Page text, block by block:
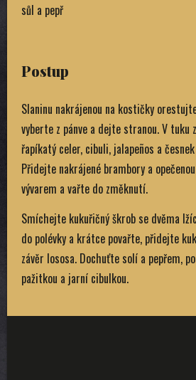
sůl a pepř
Postup
Slaninu nakrájenou na kostičky
vyberte z pánve a dejte stranou. V tuku
řapíkatý celer, cibuli, jalapeños a
Přidejte nakrájené brambory a
vývarem a vařte do změknutí.
Smíchejte kukuřičný škrob se dvěma
do polévky a krátce povařte, přidejte
závěr lososa. Dochuťte solí a pepřem,
pažitkou a jarní cibulkou.